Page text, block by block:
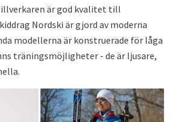
är god kvalitet till
Nordski är gjord av moderna
modellerna är konstruerade för låga
träningsmöjligheter - de är ljusare,